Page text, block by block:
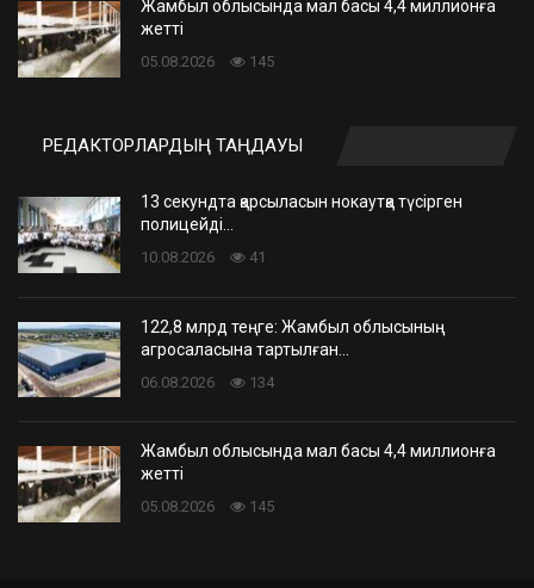
Жамбыл облысында мал басы 4,4 миллионға
жетті
05.08.2026 145
РЕДАКТОРЛАРДЫҢ ТАҢДАУЫ
13 секундта қарсыласын нокаутқа түсірген
полицейді…
10.08.2026 41
122,8 млрд теңге: Жамбыл облысының
агросаласына тартылған…
06.08.2026 134
Жамбыл облысында мал басы 4,4 миллионға
жетті
05.08.2026 145